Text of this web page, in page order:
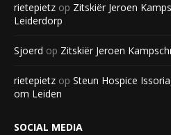
rietepietz op Zitskiër Jeroen
Leiderdorp
Sjoerd op Zitskiër Jeroen
rietepietz op Steun Hospice
om Leiden
SOCIAL MEDIA